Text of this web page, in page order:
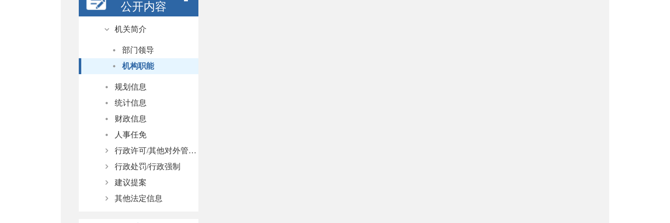
公开内容
机关简介
部门领导
机构职能
规划信息
统计信息
财政信息
人事任免
行政许可/其他对外管理服务
依据、条件、程序
行政许可结果公示
其他对外管理服务事项结果公示
行政处罚/行政强制
依据、条件、程序
行政处罚结果公示
建议提案
人大代表建议办理
其他法定信息